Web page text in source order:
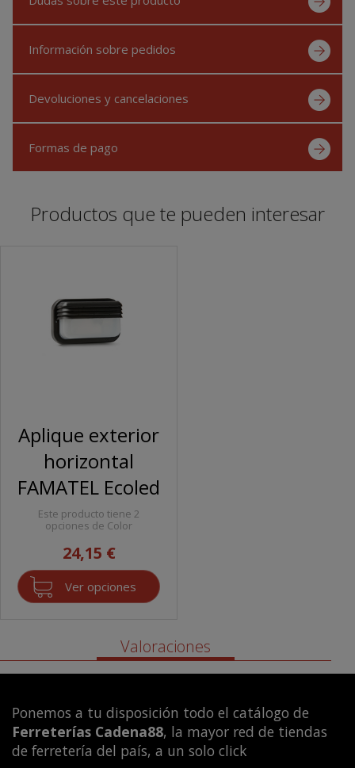
Información sobre pedidos
Devoluciones y cancelaciones
Formas de pago
Productos que te pueden interesar
Aplique exterior
horizontal
FAMATEL Ecoled
Este producto tiene 2
opciones de Color
24,15 €
Ver opciones
Valoraciones
Ponemos a tu disposición todo el catálogo de
Ferreterías Cadena88, la mayor red de tiendas
de ferretería del país, a un solo click